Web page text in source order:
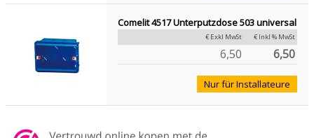
Comelit 4517 Unterputzdose 503 universal
€ Exkl MwSt € Inkl % MwSt
6,50 6,50
Nur für Installateure